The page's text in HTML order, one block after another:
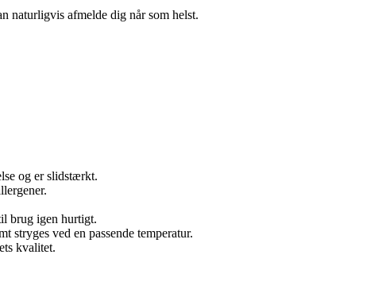
naturligvis afmelde dig når som helst.
og er slidstærkt.
brug igen hurtigt.
stryges ved en passende temperatur.
kvalitet.